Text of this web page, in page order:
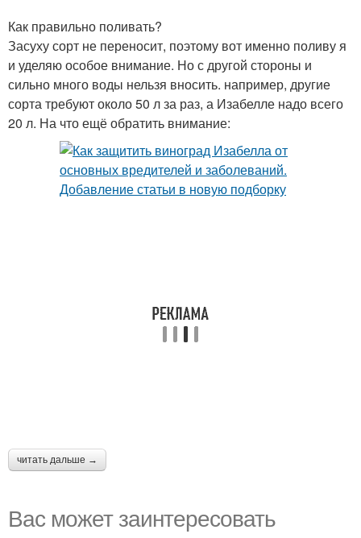
Как правильно поливать?
Засуху сорт не переносит, поэтому вот именно поливу я
и уделяю особое внимание. Но с другой стороны и
сильно много воды нельзя вносить. например, другие
сорта требуют около 50 л за раз, а Изабелле надо всего
20 л. На что ещё обратить внимание:
читать дальше →
Вас может заинтересовать